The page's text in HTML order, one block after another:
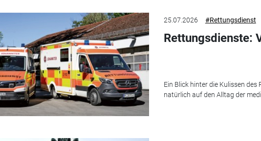
25.07.2026 #Rettungsdienst
Rettungsdienste:
Ein Blick hinter die Kulissen
natürlich auf den Alltag der